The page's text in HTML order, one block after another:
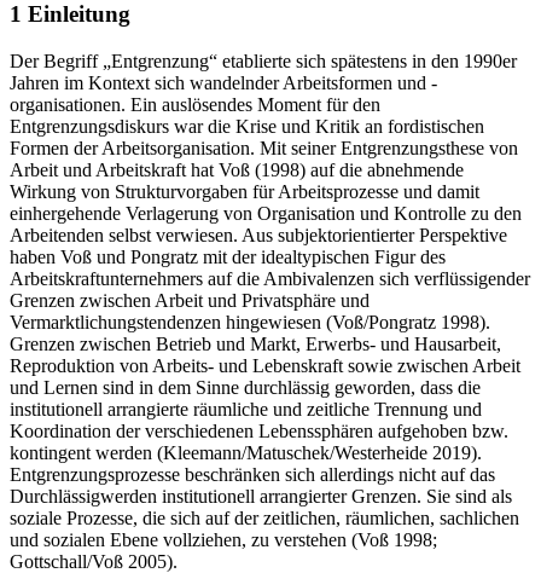
1 Einleitung
Der Begriff „Entgrenzung“ etablierte sich spätestens in den 1990er
Jahren im Kontext sich wandelnder Arbeitsformen und -
organisationen. Ein auslösendes Moment für den
Entgrenzungsdiskurs war die Krise und Kritik an fordistischen
Formen der Arbeitsorganisation. Mit seiner Entgrenzungsthese von
Arbeit und Arbeitskraft hat Voß (1998) auf die abnehmende
Wirkung von Strukturvorgaben für Arbeitsprozesse und damit
einhergehende Verlagerung von Organisation und Kontrolle zu den
Arbeitenden selbst verwiesen. Aus subjektorientierter Perspektive
haben Voß und Pongratz mit der idealtypischen Figur des
Arbeitskraftunternehmers auf die Ambivalenzen sich verflüssigender
Grenzen zwischen Arbeit und Privatsphäre und
Vermarktlichungstendenzen hingewiesen (Voß/Pongratz 1998).
Grenzen zwischen Betrieb und Markt, Erwerbs- und Hausarbeit,
Reproduktion von Arbeits- und Lebenskraft sowie zwischen Arbeit
und Lernen sind in dem Sinne durchlässig geworden, dass die
institutionell arrangierte räumliche und zeitliche Trennung und
Koordination der verschiedenen Lebenssphären aufgehoben bzw.
kontingent werden (Kleemann/Matuschek/Westerheide 2019).
Entgrenzungsprozesse beschränken sich allerdings nicht auf das
Durchlässigwerden institutionell arrangierter Grenzen. Sie sind als
soziale Prozesse, die sich auf der zeitlichen, räumlichen, sachlichen
und sozialen Ebene vollziehen, zu verstehen (Voß 1998;
Gottschall/Voß 2005).